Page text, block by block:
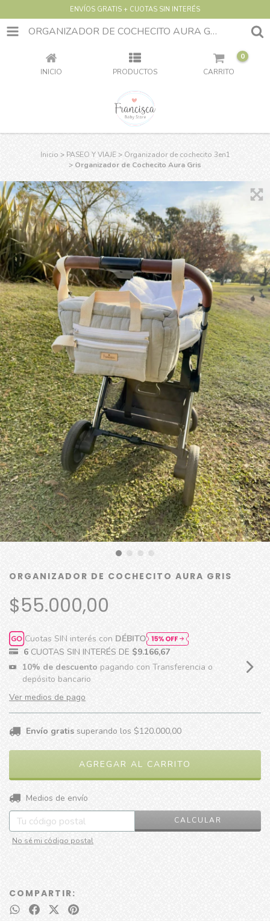
ENVÍOS GRATIS + CUOTAS SIN INTERÉS
ORGANIZADOR DE COCHECITO AURA GRIS
INICIO PRODUCTOS CARRITO
0
Inicio > PASEO Y VIAJE > Organizador de cochecito 3en1
> Organizador de Cochecito Aura Gris
ORGANIZADOR DE COCHECITO AURA GRIS
$55.000,00
Cuotas SIN interés con DÉBITO
6 CUOTAS SIN INTERÉS DE $9.166,67
10% de descuento pagando con Transferencia o
depósito bancario
Ver medios de pago
Envío gratis superando los $120.000,00
Entregas para el CP:
Medios de envío
CALCULAR
No sé mi código postal
COMPARTIR: